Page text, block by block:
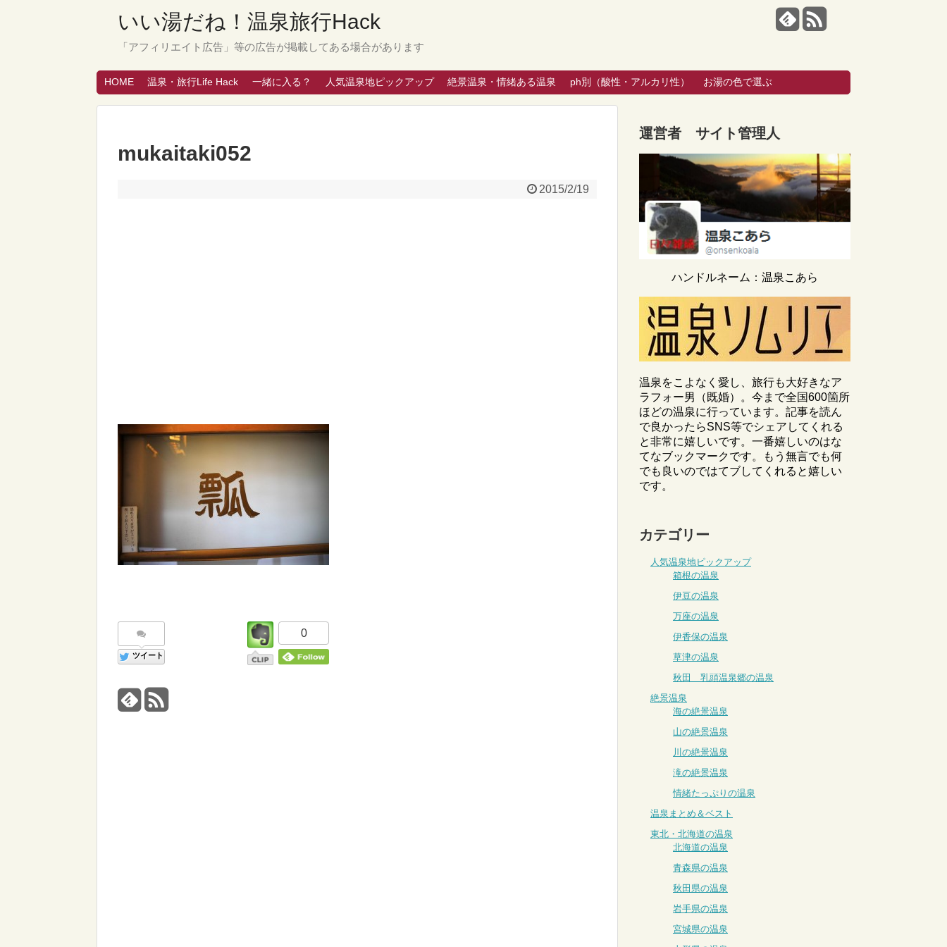
いい湯だね！温泉旅行Hack
「アフィリエイト広告」等の広告が掲載してある場合があります
HOME 温泉・旅行Life Hack 一緒に入る？ 人気温泉地ピックアップ 絶景温泉・情緒ある温泉 ph別（酸性・アルカリ性） お湯の色で選ぶ
mukaitaki052
2015/2/19
ツイート
0
運営者 サイト管理人
ハンドルネーム：温泉こあら
温泉をこよなく愛し、旅行も大好きなア
ラフォー男（既婚）。今まで全国600箇所
ほどの温泉に行っています。記事を読ん
で良かったらSNS等でシェアしてくれる
と非常に嬉しいです。一番嬉しいのはな
てなブックマークです。もう無言でも何
でも良いのではてブしてくれると嬉しい
です。
カテゴリー
人気温泉地ピックアップ
箱根の温泉
伊豆の温泉
万座の温泉
伊香保の温泉
草津の温泉
秋田 乳頭温泉郷の温泉
絶景温泉
海の絶景温泉
山の絶景温泉
川の絶景温泉
滝の絶景温泉
情緒たっぷりの温泉
温泉まとめ＆ベスト
東北・北海道の温泉
北海道の温泉
青森県の温泉
秋田県の温泉
岩手県の温泉
宮城県の温泉